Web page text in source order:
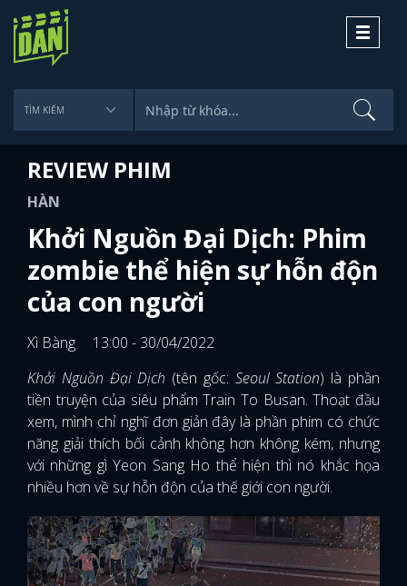
Toggle
REVIEW PHIM
HÀN
Khởi Nguồn Đại Dịch: Phim
zombie thể hiện sự hỗn độn
của con người
Xì Bàng
13:00 - 30/04/2022
Khởi Nguồn Đại Dịch (tên gốc: Seoul Station) là phần
tiền truyện của siêu phẩm Train To Busan. Thoạt đầu
xem, mình chỉ nghĩ đơn giản đây là phần phim có chức
năng giải thích bối cảnh không hơn không kém, nhưng
với những gì Yeon Sang Ho thể hiện thì nó khắc họa
nhiều hơn về sự hỗn độn của thế giới con người.